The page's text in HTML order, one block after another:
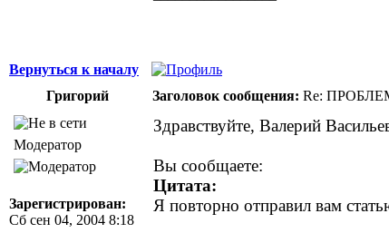
Вернуться к началу
Григорий
Заголовок сообщения: Re:
Модератор
Зарегистрирован:
Сб сен 04, 2004 8:18
Здравствуйте, Валерий
Вы сообщаете:
Цитата:
Я повторно отправил вам